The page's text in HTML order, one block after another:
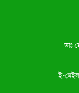
ডাঃ মোঃ
ই-